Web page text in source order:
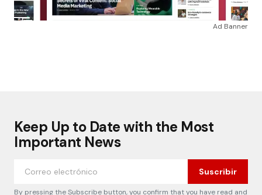
Ad Banner
Keep Up to Date with the Most
Important News
Suscribir
By pressing the Subscribe button, you confirm that you have read and